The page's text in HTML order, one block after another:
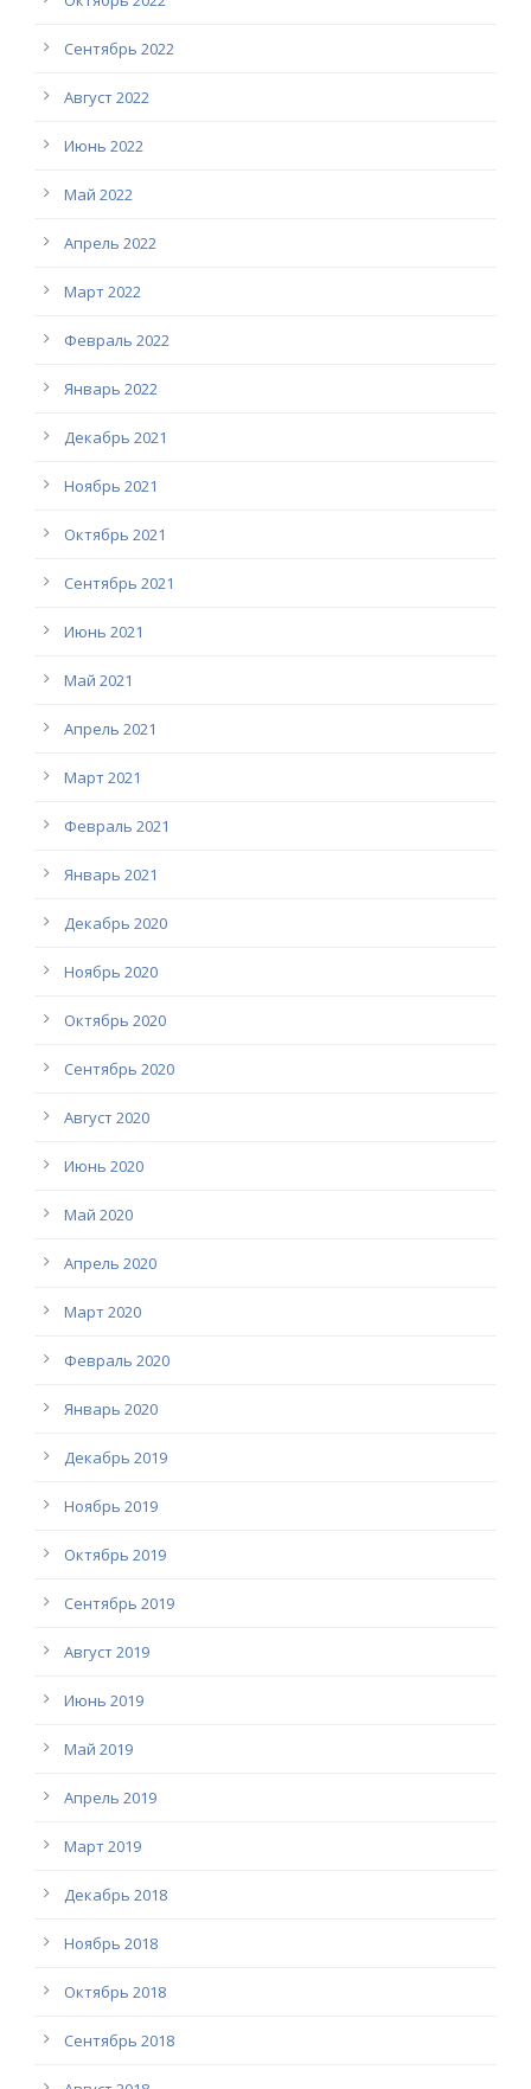
Сентябрь 2022
Август 2022
Июнь 2022
Май 2022
Апрель 2022
Март 2022
Февраль 2022
Январь 2022
Декабрь 2021
Ноябрь 2021
Октябрь 2021
Сентябрь 2021
Июнь 2021
Май 2021
Апрель 2021
Март 2021
Февраль 2021
Январь 2021
Декабрь 2020
Ноябрь 2020
Октябрь 2020
Сентябрь 2020
Август 2020
Июнь 2020
Май 2020
Апрель 2020
Март 2020
Февраль 2020
Январь 2020
Декабрь 2019
Ноябрь 2019
Октябрь 2019
Сентябрь 2019
Август 2019
Июнь 2019
Май 2019
Апрель 2019
Март 2019
Декабрь 2018
Ноябрь 2018
Октябрь 2018
Сентябрь 2018